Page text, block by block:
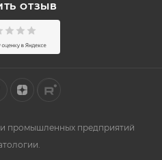
ОТЗЫВ
промышленных предприятий